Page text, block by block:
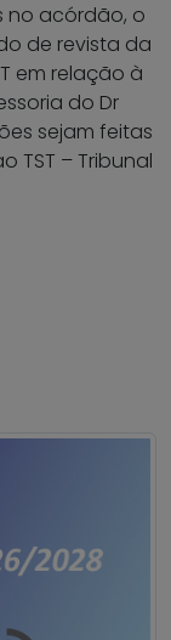
no acórdão, o
de revista da
em relação à
do Dr
sejam feitas
TST – Tribunal